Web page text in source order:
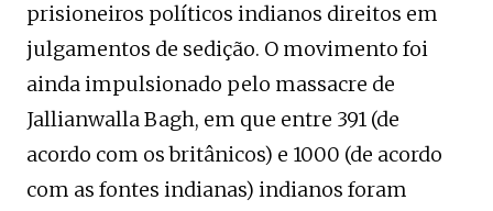
prisioneiros políticos indianos direitos em
julgamentos de sedição. O movimento foi
ainda impulsionado pelo massacre de
Jallianwalla Bagh, em que entre 391 (de
acordo com os britânicos) e 1000 (de acordo
com as fontes indianas) indianos foram